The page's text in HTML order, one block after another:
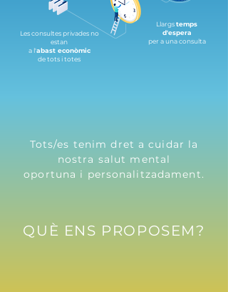
Les consultes privades no
estan
a l'abast econòmic
de tots i totes
Llargstemps
d'espera
per a una consulta
Tots/es tenim dret a cuidar la
nostra salut mental
oportuna i personalitzadament.
QUÈ ENS PROPOSEM?